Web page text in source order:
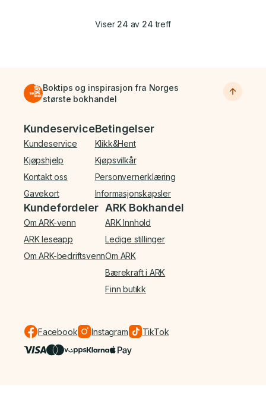
Viser 24 av 24 treff
Boktips og inspirasjon fra Norges
største bokhandel
Bunnmeny
Kundeservice
Kundeservice
Kjøpshjelp
Kontakt oss
Gavekort
Betingelser
Klikk&Hent
Kjøpsvilkår
Personvernerklæring
Informasjonskapsler
Kundefordeler
Om ARK-venn
ARK leseapp
Om ARK-bedriftsvenn
ARK Bokhandel
ARK Innhold
Ledige stillinger
Om ARK
Bærekraft i ARK
Finn butikk
Facebook Instagram TikTok